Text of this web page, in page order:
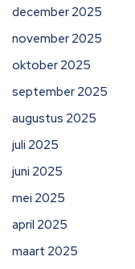
december 2025
november 2025
oktober 2025
september 2025
augustus 2025
juli 2025
juni 2025
mei 2025
april 2025
maart 2025